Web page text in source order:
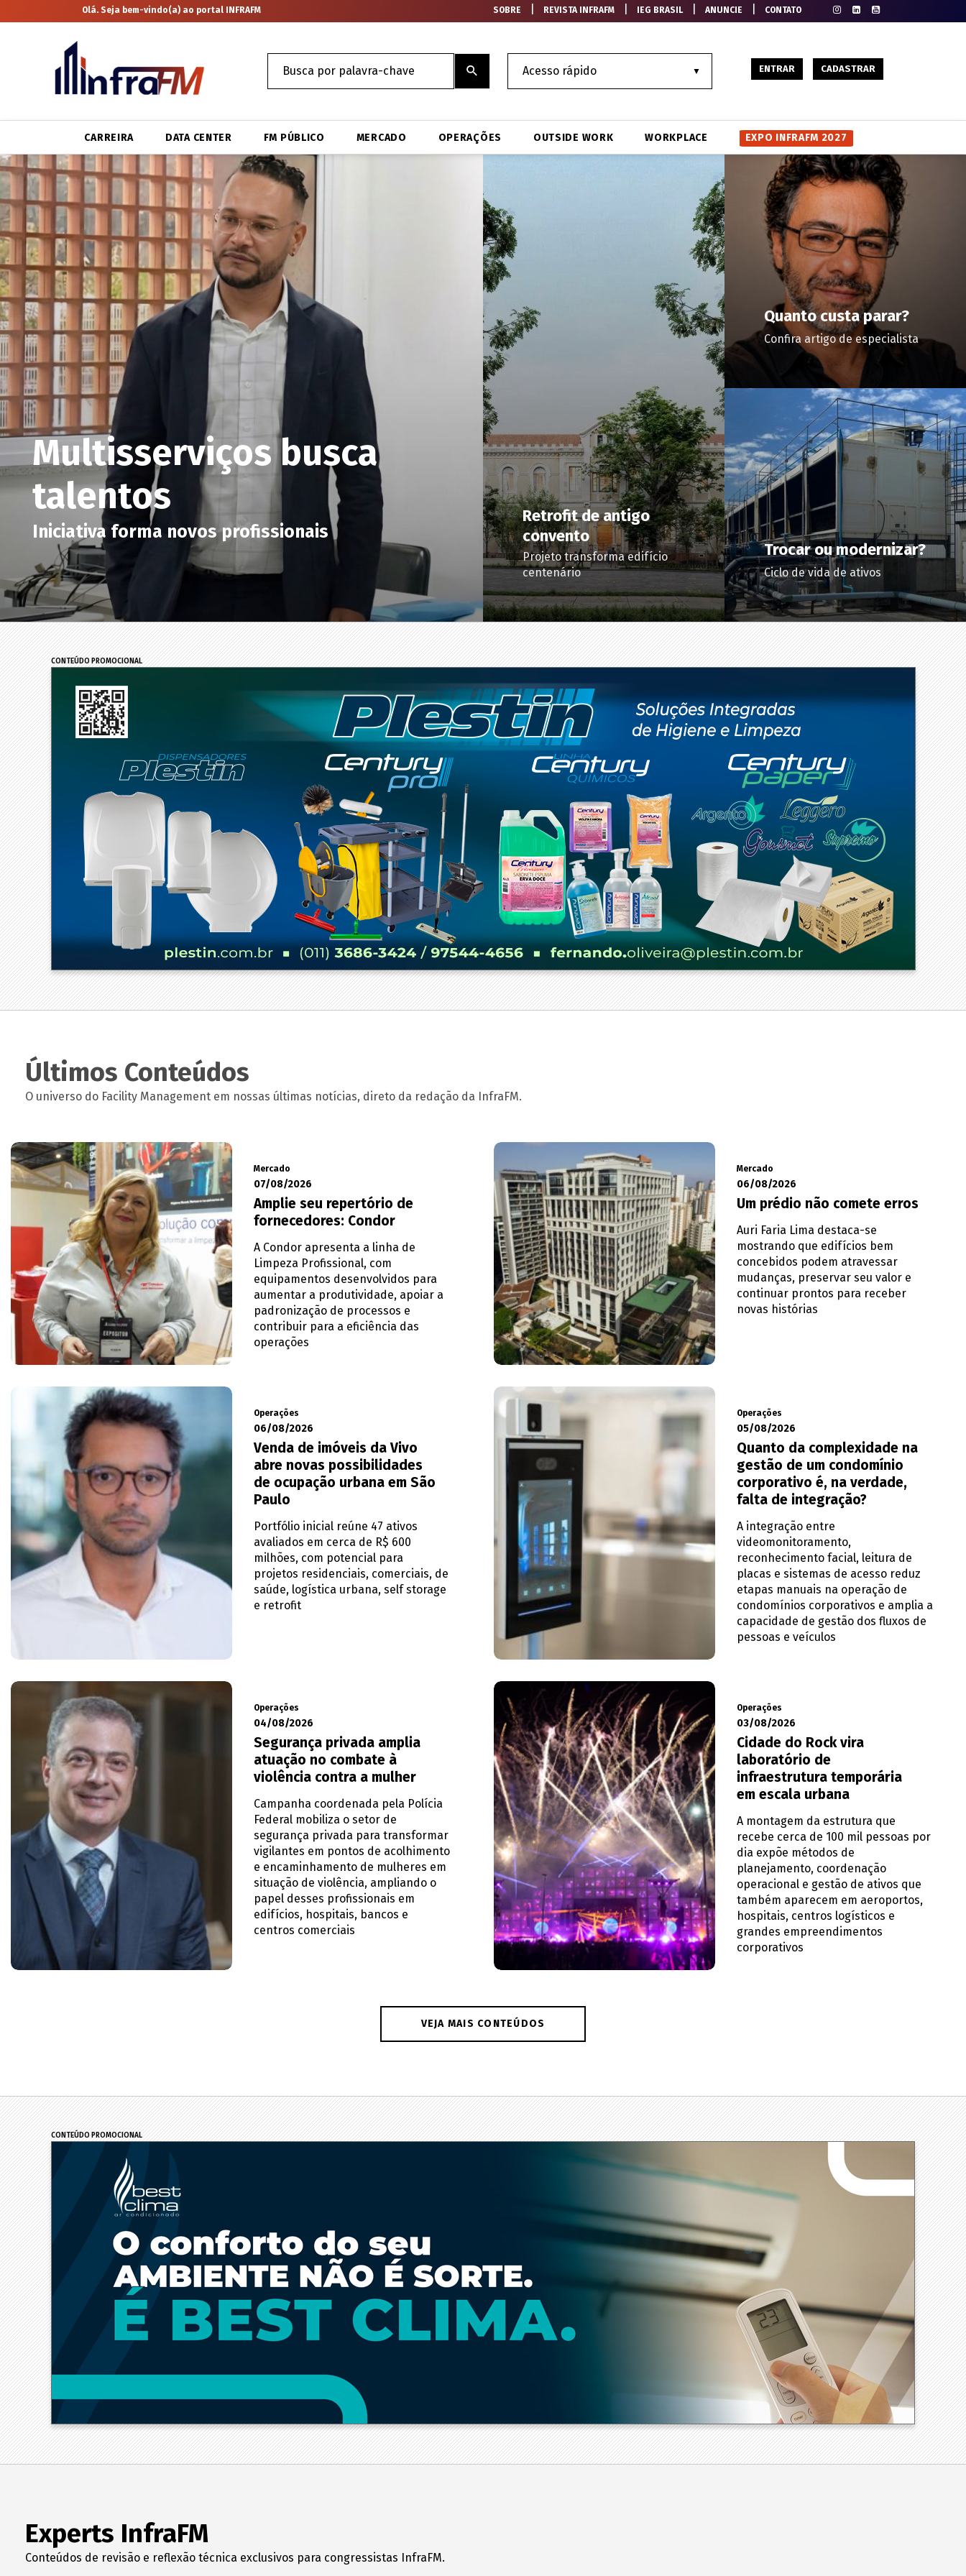
Olá. Seja bem-vindo(a) ao portal INFRAFM SOBRE REVISTA INFRAFM IEG BRASIL|ANUNCIE CONTATO
ENTRAR CADASTRAR
CARREIRA DATA CENTER FM PÚBLICO MERCADO OPERAÇÕES OUTSIDE WORK WORKPLACE EXPO INFRAFM 2027
Multisserviços busca
talentos
Iniciativa forma novos profissionais
Retrofit de antigo
convento
Projeto transforma edifício
centenário
Quanto custa parar?
Confira artigo de especialista
Trocar ou modernizar?
Ciclo de vida de ativos
CONTEÚDO PROMOCIONAL
Últimos Conteúdos
O universo do Facility Management em nossas últimas notícias, direto da redação da InfraFM.
Mercado
07/08/2026
Amplie seu repertório de
fornecedores: Condor
A Condor apresenta a linha de
Limpeza Profissional, com
equipamentos desenvolvidos para
aumentar a produtividade, apoiar a
padronização de processos e
contribuir para a eficiência das
operações
Mercado
06/08/2026
Um prédio não comete erros
Auri Faria Lima destaca-se
mostrando que edifícios bem
concebidos podem atravessar
mudanças, preservar seu valor e
continuar prontos para receber
novas histórias
Operações
06/08/2026
Venda de imóveis da Vivo
abre novas possibilidades
de ocupação urbana em São
Paulo
Portfólio inicial reúne 47 ativos
avaliados em cerca de R$ 600
milhões, com potencial para
projetos residenciais, comerciais, de
saúde, logística urbana, self storage
e retrofit
Operações
05/08/2026
Quanto da complexidade na
gestão de um condomínio
corporativo é, na verdade,
falta de integração?
A integração entre
videomonitoramento,
reconhecimento facial, leitura de
placas e sistemas de acesso reduz
etapas manuais na operação de
condomínios corporativos e amplia a
capacidade de gestão dos fluxos de
pessoas e veículos
Operações
04/08/2026
Segurança privada amplia
atuação no combate à
violência contra a mulher
Campanha coordenada pela Polícia
Federal mobiliza o setor de
segurança privada para transformar
vigilantes em pontos de acolhimento
e encaminhamento de mulheres em
situação de violência, ampliando o
papel desses profissionais em
edifícios, hospitais, bancos e
centros comerciais
Operações
03/08/2026
Cidade do Rock vira
laboratório de
infraestrutura temporária
em escala urbana
A montagem da estrutura que
recebe cerca de 100 mil pessoas por
dia expõe métodos de
planejamento, coordenação
operacional e gestão de ativos que
também aparecem em aeroportos,
hospitais, centros logísticos e
grandes empreendimentos
corporativos
VEJA MAIS CONTEÚDOS
CONTEÚDO PROMOCIONAL
Experts InfraFM
Conteúdos de revisão e reflexão técnica exclusivos para congressistas InfraFM.